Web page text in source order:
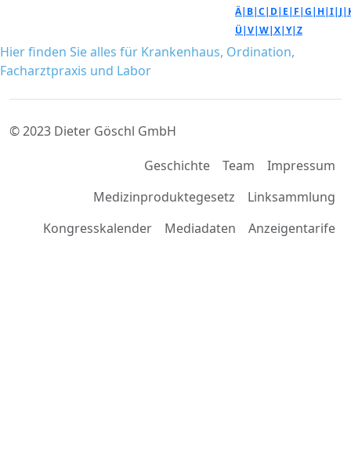
Ä| B|C| D| E| F|G| H|I| J|
Ü|V|W|X|Y|Z
Hier finden Sie alles für Krankenhaus, Ordination,
Facharztpraxis und Labor
© 2023 Dieter Göschl GmbH
Geschichte
Team
Impressum
Medizinproduktegesetz
Linksammlung
Kongresskalender
Mediadaten Anzeigentarife